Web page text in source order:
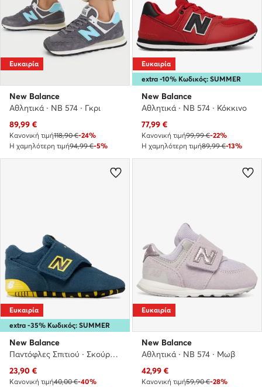
Ευκαιρία
New Balance
Αθλητικά · NB 574 · Γκρι
Τρέχουσα τιμή
89,99 €
Κανονική τιμή118,90 €-24%
Η χαμηλότερη τιμή94,99 €-5%
extra -10% Κωδικός: SUMMER
Ευκαιρία
New Balance
Αθλητικά · NB 574 · Κόκκινο
Τρέχουσα τιμή
77,99 €
Κανονική τιμή99,99 €-22%
Η χαμηλότερη τιμή89,99 €-13%
extra -35% Κωδικός: SUMMER
Ευκαιρία
New Balance
Παντόφλες Σπιτιού · Σκούρο μπλε
Τρέχουσα τιμή
23,90 €
Κανονική τιμή40,00 €-40%
Ευκαιρία
New Balance
Αθλητικά · NB 574 · Μωβ
Τρέχουσα τιμή
42,99 €
Κανονική τιμή59,90 €-28%